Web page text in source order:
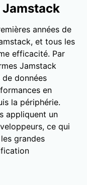
années de
et tous les
efficacité. Par
Jamstack
données
en
la périphérie.
appliquent un
ce qui
grandes